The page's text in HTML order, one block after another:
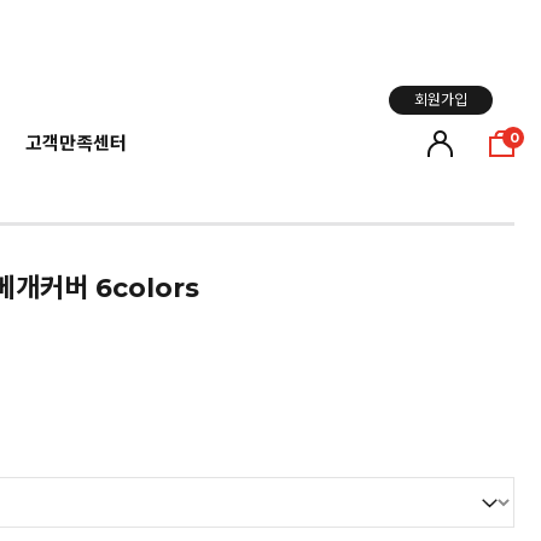
고객만족센터
회원가입
0
개커버 6colors